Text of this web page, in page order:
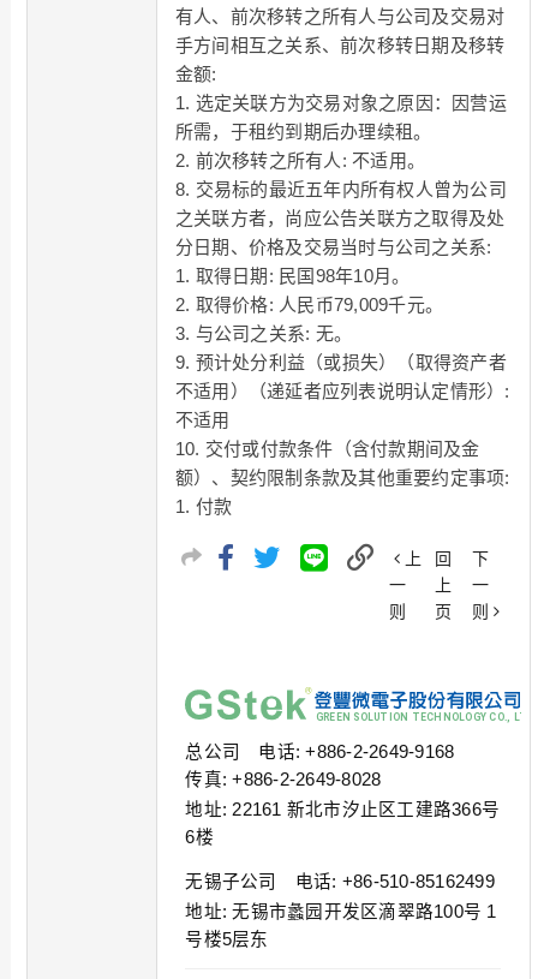
有人、前次移转之所有人与公司及交易对
手方间相互之关系、前次移转日期及移转
金额:
1. 选定关联方为交易对象之原因：因营运
所需，于租约到期后办理续租。
2. 前次移转之所有人: 不适用。
8. 交易标的最近五年内所有权人曾为公司
之关联方者，尚应公告关联方之取得及处
分日期、价格及交易当时与公司之关系:
1. 取得日期: 民国98年10月。
2. 取得价格: 人民币79,009千元。
3. 与公司之关系: 无。
9. 预计处分利益（或损失）（取得资产者
不适用）（递延者应列表说明认定情形）:
不适用
10. 交付或付款条件（含付款期间及金
额）、契约限制条款及其他重要约定事项:
1. 付款
上
一
则
回
上
页
下
一
则
总公司 电话: +886-2-2649-9168
传真: +886-2-2649-8028
地址: 22161 新北市汐止区工建路366号
6楼
无锡子公司 电话: +86-510-85162499
地址: 无锡市蠡园开发区滴翠路100号 1
号楼5层东